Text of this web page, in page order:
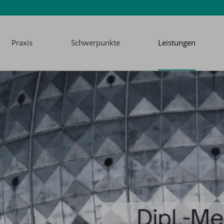
Praxis Schwerpunkte Leistungen